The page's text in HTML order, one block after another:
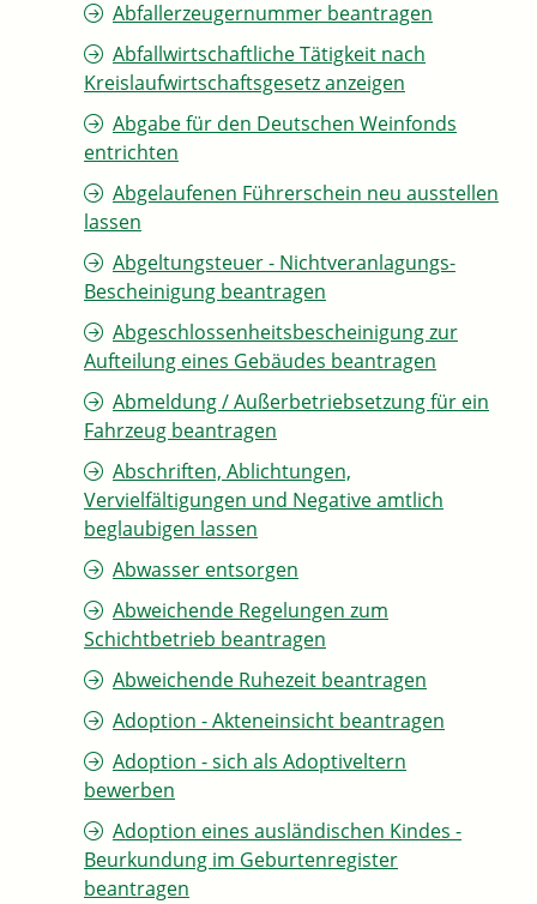
Abfallerzeugernummer beantragen
Abfallwirtschaftliche Tätigkeit nach
Kreislaufwirtschaftsgesetz anzeigen
Abgabe für den Deutschen Weinfonds
entrichten
Abgelaufenen Führerschein neu ausstellen
lassen
Abgeltungsteuer - Nichtveranlagungs-
Bescheinigung beantragen
Abgeschlossenheitsbescheinigung zur
Aufteilung eines Gebäudes beantragen
Abmeldung / Außerbetriebsetzung für ein
Fahrzeug beantragen
Abschriften, Ablichtungen,
Vervielfältigungen und Negative amtlich
beglaubigen lassen
Abwasser entsorgen
Abweichende Regelungen zum
Schichtbetrieb beantragen
Abweichende Ruhezeit beantragen
Adoption - Akteneinsicht beantragen
Adoption - sich als Adoptiveltern
bewerben
Adoption eines ausländischen Kindes -
Beurkundung im Geburtenregister
beantragen